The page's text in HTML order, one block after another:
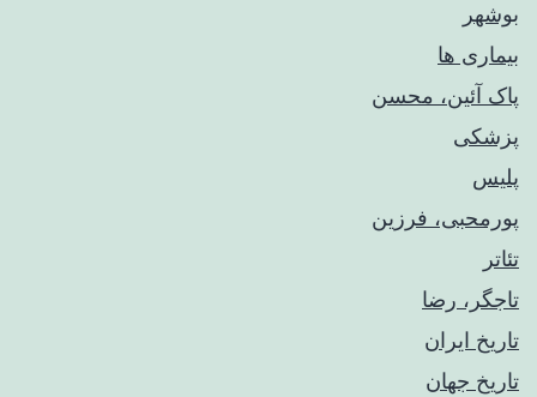
بوشهر
بیماری ها
پاک آئین، محسن
پزشکی
پلیس
پورمحبی، فرزین
تئاتر
تاجگر، رضا
تاریخ ایران
تاریخ جهان